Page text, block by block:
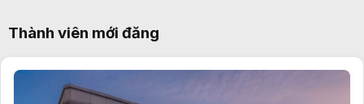
Thành viên mới đăng